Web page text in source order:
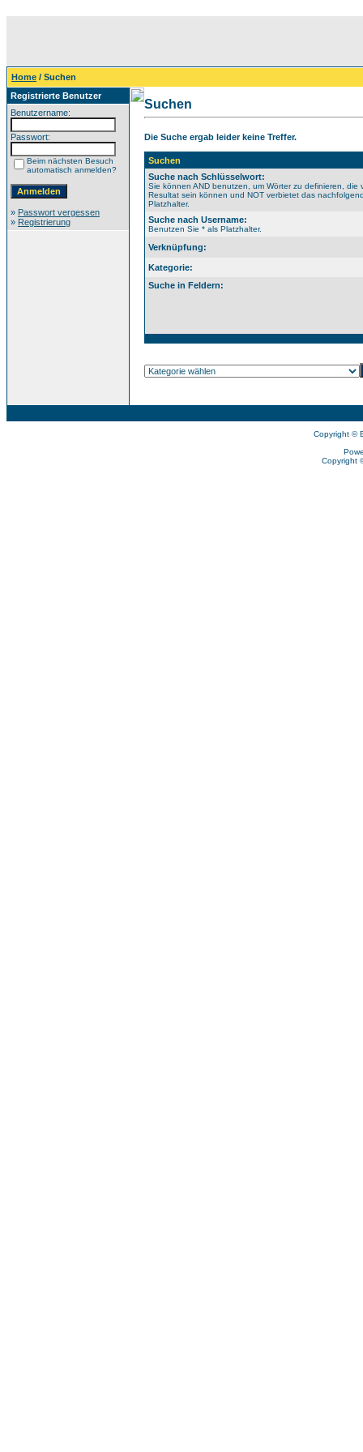
Home / Suchen
Registrierte Benutzer
Benutzername:
Passwort:
Beim nächsten Besuch
automatisch anmelden?
» Passwort vergessen
» Registrierung
Suchen
Die Suche ergab leider keine Treffer.
Suchen
Suche nach Schlüsselwort:
Sie können AND benutzen, um Wörter zu definieren, die
Resultat sein können und NOT verbietet das
Platzhalter.
Suche nach Username:
Benutzen Sie * als Platzhalter.
Verknüpfung:
Kategorie:
Suche in Feldern:
Copyright ©
Copyright